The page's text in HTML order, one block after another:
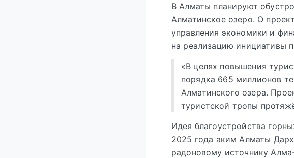
В Алматы планируют
Алматинское озеро. О
управления экономики и
на реализацию инициативы
«В целях повышения
порядка 665 миллионов
Алматинского озера.
туристской тропы
Идея благоустройства
2025 года аким Алматы
радоновому источнику